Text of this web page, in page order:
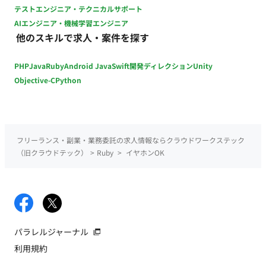
テストエンジニア・テクニカルサポート
AIエンジニア・機械学習エンジニア
他のスキルで求人・案件を探す
PHPJavaRubyAndroid JavaSwift開発ディレクションUnity
Objective-CPython
フリーランス・副業・業務委託の求人情報ならクラウドワークステック
（旧クラウドテック）
> Ruby > イヤホンOK
パラレルジャーナル
利用規約